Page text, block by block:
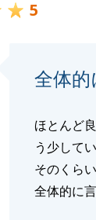
5
全体
ほとんど
う少して
そのくらい
全体的に